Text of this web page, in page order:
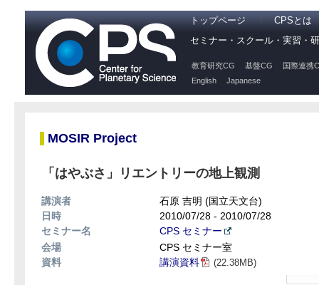
トップページ
CPSとは
セミナー・スクール・実習・
教育研究CG 基盤CG
国際連携
English
Japanese
MOSIR Project
「はやぶさ」リエントリーの地上観測
講演者
石原 吉明 (国立天文台)
日時
2010/07/28 - 2010/07/28
セミナー名
CPS セミナー
会場
CPS セミナー室
資料
講演資料 (22.38MB)